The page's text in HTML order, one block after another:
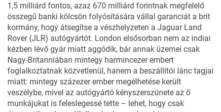
1,5 milliárd fontos, azaz 670 milliárd forintnak megfelelő
összegű banki kölcsön folyósítására vállal garanciát a brit
kormány, hogy átsegítse a vészhelyzeten a Jaguar Land
Rover (JLR) autógyártót. London elsősorban nem az indiai
kézben lévő gyár miatt aggódik, bár annak üzemei csak
Nagy-Britanniában mintegy harmincezer embert
foglalkoztatnak közvetlenül, hanem a beszállítói lánc tagjai
miatt: mintegy százezer ember megélhetése került
veszélybe, mivel az autógyártó kényszerszünete az ő
munkájukat is feleslegessé tette – lehet, hogy csak